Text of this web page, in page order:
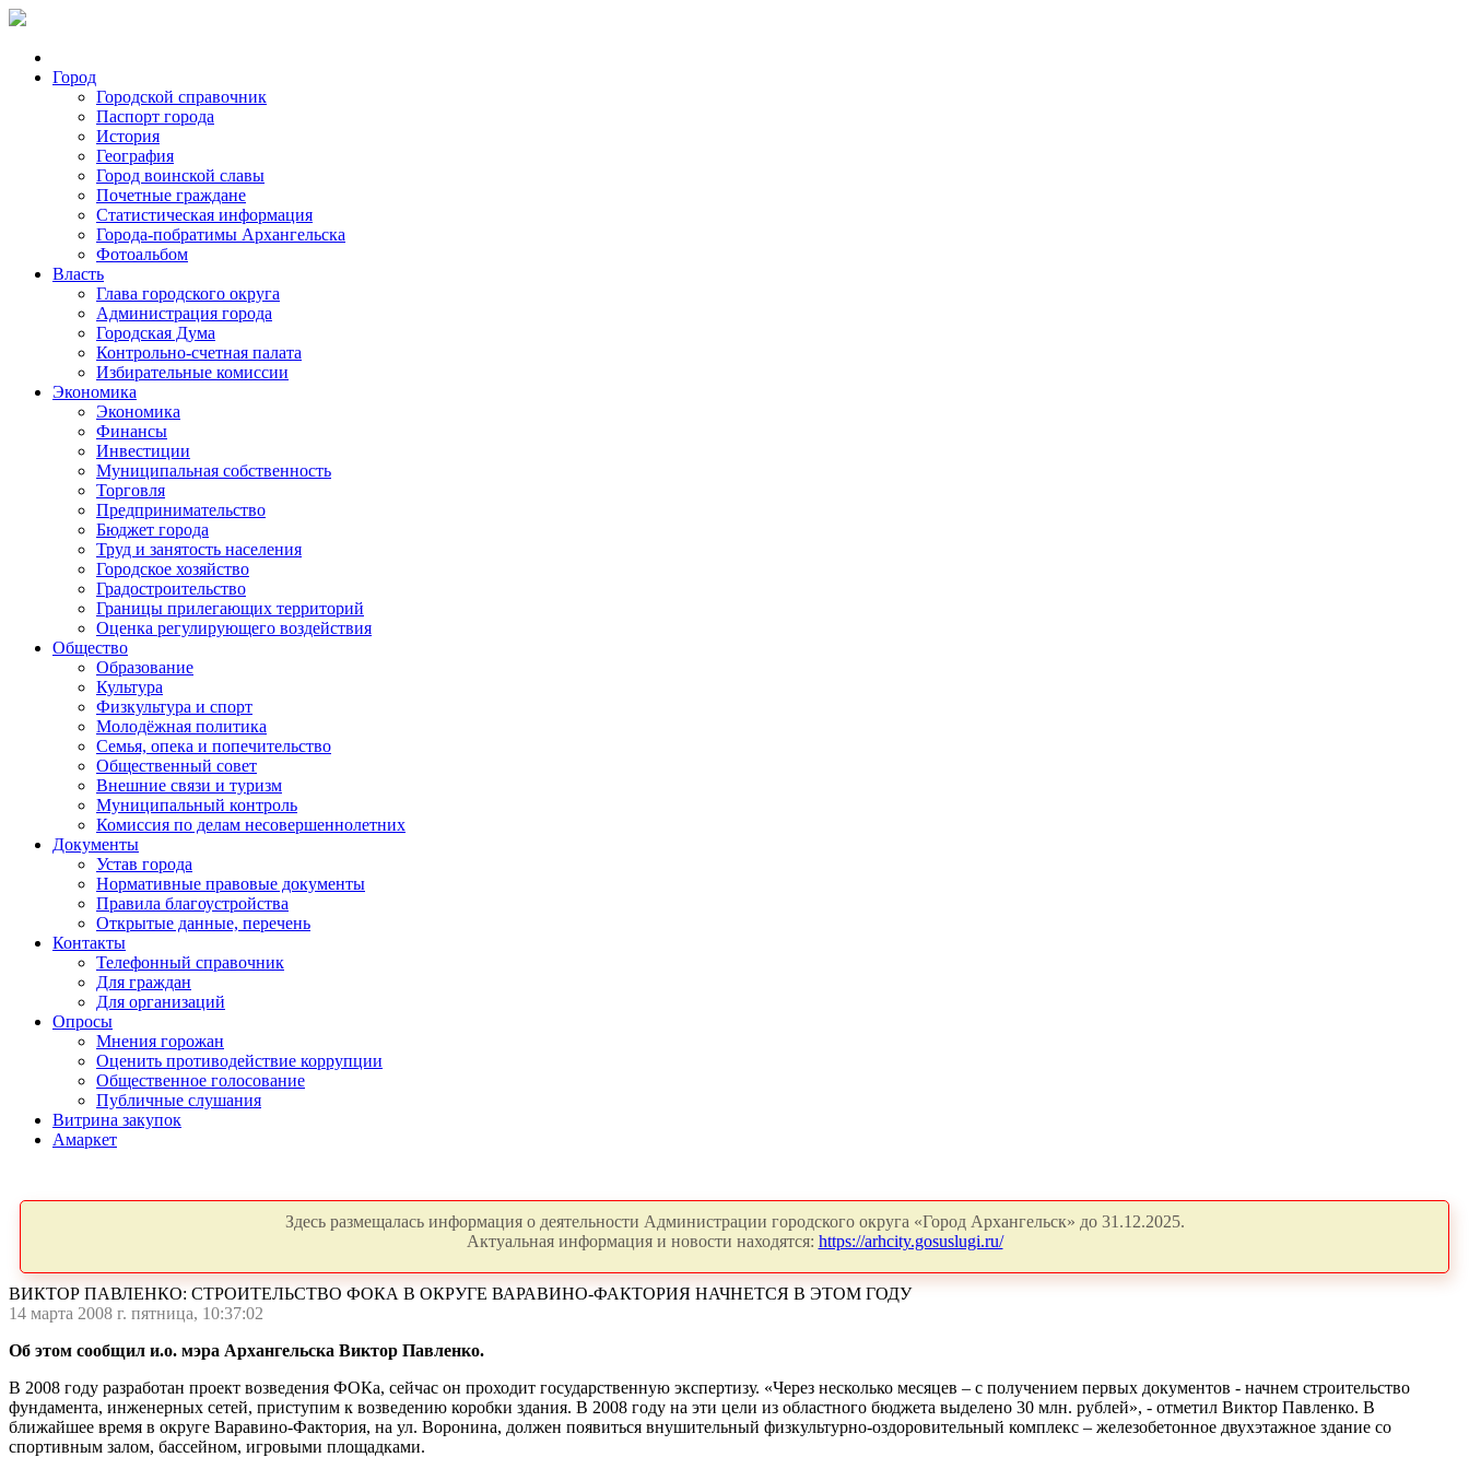
Город
Городской справочник
Паспорт города
История
География
Город воинской славы
Почетные граждане
Статистическая информация
Города-побратимы Архангельска
Фотоальбом
Власть
Глава городского округа
Администрация города
Городская Дума
Контрольно-счетная палата
Избирательные комиссии
Экономика
Экономика
Финансы
Инвестиции
Муниципальная собственность
Торговля
Предпринимательство
Бюджет города
Труд и занятость населения
Городское хозяйство
Градостроительство
Границы прилегающих территорий
Оценка регулирующего воздействия
Общество
Образование
Культура
Физкультура и спорт
Молодёжная политика
Семья, опека и попечительство
Общественный совет
Внешние связи и туризм
Муниципальный контроль
Комиссия по делам несовершеннолетних
Документы
Устав города
Нормативные правовые документы
Правила благоустройства
Открытые данные, перечень
Контакты
Телефонный справочник
Для граждан
Для организаций
Опросы
Мнения горожан
Оценить противодействие коррупции
Общественное голосование
Публичные слушания
Витрина закупок
Амаркет
Здесь размещалась информация о деятельности Администрации городского округа «Город Архангельск» до 31.12.2025.
Актуальная информация и новости находятся: https://arhcity.gosuslugi.ru/
ВИКТОР ПАВЛЕНКО: СТРОИТЕЛЬСТВО ФОКА В ОКРУГЕ ВАРАВИНО-ФАКТОРИЯ НАЧНЕТСЯ В ЭТОМ ГОДУ
14 марта 2008 г. пятница, 10:37:02
Об этом сообщил и.о. мэра Архангельска Виктор Павленко.
В 2008 году разработан проект возведения ФОКа, сейчас он проходит государственную экспертизу. «Через несколько месяцев – с получением первых документов - начнем строительство
фундамента, инженерных сетей, приступим к возведению коробки здания. В 2008 году на эти цели из областного бюджета выделено 30 млн. рублей», - отметил Виктор Павленко. В
ближайшее время в округе Варавино-Фактория, на ул. Воронина, должен появиться внушительный физкультурно-оздоровительный комплекс – железобетонное двухэтажное здание со
спортивным залом, бассейном, игровыми площадками.